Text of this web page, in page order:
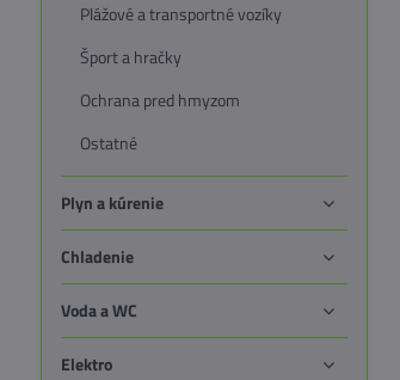
Plážové a transportné vozíky
Šport a hračky
Ochrana pred hmyzom
Ostatné
Plyn a kúrenie
Chladenie
Voda a WC
Elektro